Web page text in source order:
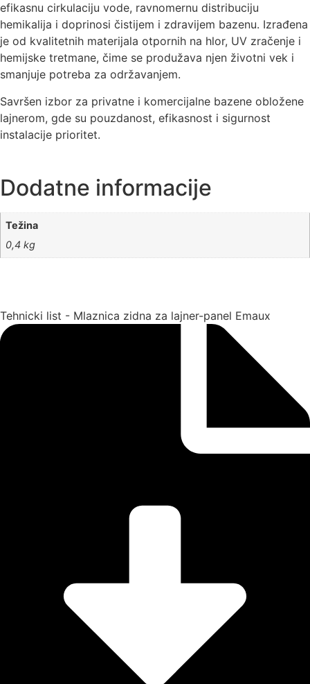
efikasnu cirkulaciju vode, ravnomernu distribuciju
hemikalija i doprinosi čistijem i zdravijem bazenu. Izrađena
je od kvalitetnih materijala otpornih na hlor, UV zračenje i
hemijske tretmane, čime se produžava njen životni vek i
smanjuje potreba za održavanjem.
Savršen izbor za privatne i komercijalne bazene obložene
lajnerom, gde su pouzdanost, efikasnost i sigurnost
instalacije prioritet.
Dodatne informacije
Težina
0,4 kg
Tehnicki list - Mlaznica zidna za lajner-panel Emaux